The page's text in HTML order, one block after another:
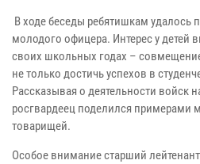
В ходе беседы ребятишкам удалось
молодого офицера. Интерес у детей
своих школьных годах –
не только достичь успехов в
Рассказывая о деятельности войск
росгвардеец поделился примерами
товарищей.
Особое внимание старший